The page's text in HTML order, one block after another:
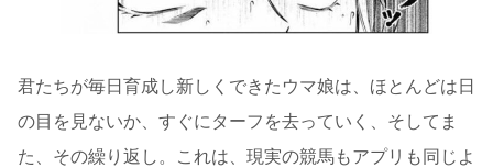
君たちが毎日育成し新しくできたウマ娘は、ほとんどは日
の目を見ないか、すぐにターフを去っていく、そしてま
た、その繰り返し。これは、現実の競馬もアプリも同じよ